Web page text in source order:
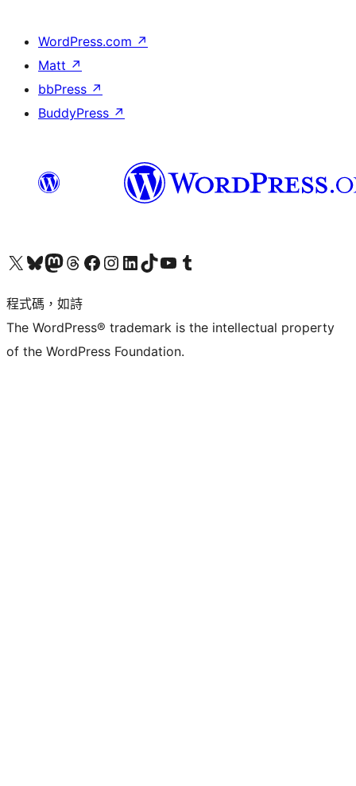
WordPress.com ↗
Matt ↗
bbPress ↗
BuddyPress ↗
查看我們的 X (之前的 Twitter) 帳號造訪我們的 Bluesky 帳號造訪我們的 Mastodon 帳號造訪我們的 Threads 帳號 造訪我們的 Facebook 粉絲專頁Visit our Instagram account
Visit our LinkedIn account
造訪我們的 TikTok 帳號Visit our YouTube channel
造訪我們的 Tumblr 帳號
程式碼，如詩
The WordPress® trademark is the intellectual property
of the WordPress Foundation.